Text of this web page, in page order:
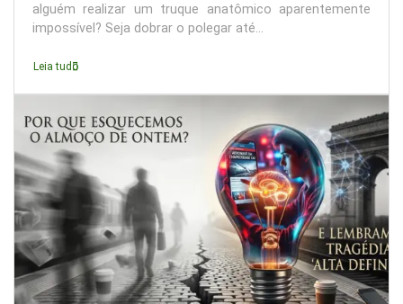
alguém realizar um truque anatômico aparentemente
impossível? Seja dobrar o polegar até...
Leia tudo